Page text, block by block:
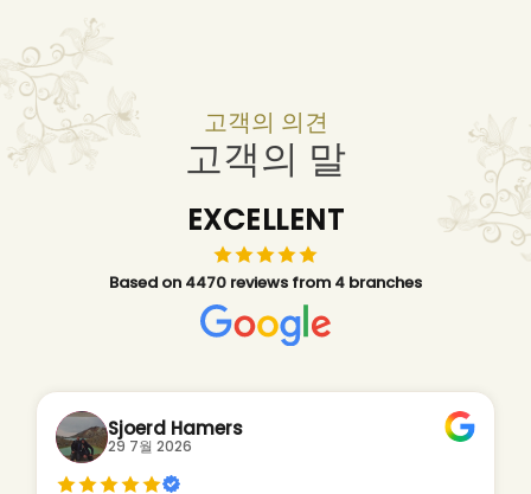
고객의 의견
고객의 말
EXCELLENT
Based on 4470 reviews from 4 branches
Sjoerd Hamers
29 7월 2026